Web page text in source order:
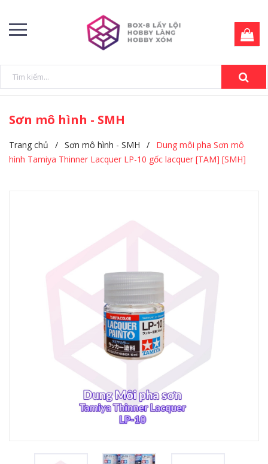
Sơn mô hình - SMH
Trang chủ / Sơn mô hình - SMH /
Dung môi pha Sơn mô
hình Tamiya Thinner Lacquer LP-10 gốc lacquer [TAM] [SMH]